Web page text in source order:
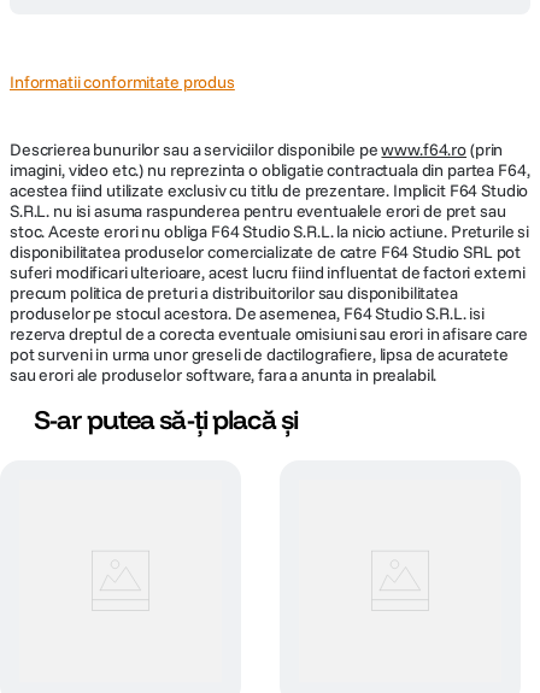
Informatii conformitate produs
Descrierea bunurilor sau a serviciilor disponibile pewww.f64.ro(prin
imagini, video etc.) nu reprezinta o obligatie contractuala din partea F64,
acestea fiind utilizate exclusiv cu titlu de prezentare. Implicit F64 Studio
S.R.L. nu isi asuma raspunderea pentru eventualele erori de pret sau
stoc. Aceste erori nu obliga F64 Studio S.R.L. la nicio actiune. Preturile si
disponibilitatea produselor comercializate de catre F64 Studio SRL pot
suferi modificari ulterioare, acest lucru fiind influentat de factori externi
precum politica de preturi a distribuitorilor sau disponibilitatea
produselor pe stocul acestora. De asemenea, F64 Studio S.R.L. isi
rezerva dreptul de a corecta eventuale omisiuni sau erori in afisare care
pot surveni in urma unor greseli de dactilografiere, lipsa de acuratete
sau erori ale produselor software, fara a anunta in prealabil.
S-ar putea să-ți placă și